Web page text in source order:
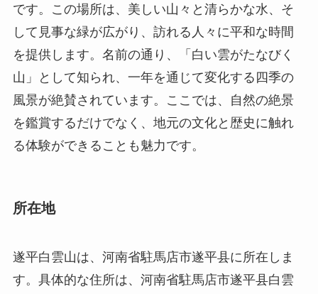
を鑑賞するだけでなく、地元の文化と歴史に触れ
る体験ができることも魅力です。
所在地
遂平白雲山は、河南省駐馬店市遂平县に所在しま
置し、山は市街地から遠くなくアクセスも良好で
源が豊富で、自然愛好家にとって訪れる価値のあ
る場所となっています。